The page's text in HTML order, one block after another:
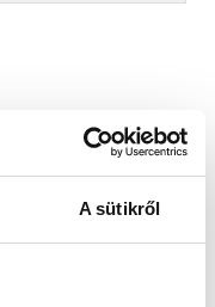
A sütikről
futás